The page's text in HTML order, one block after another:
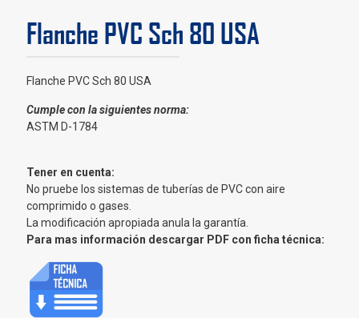
Flanche PVC Sch 80 USA
Flanche PVC Sch 80 USA
Cumple con la siguientes norma:
ASTM D-1784
Tener en cuenta:
No pruebe los sistemas de tuberías de PVC con aire
comprimido o gases.
La modificación apropiada anula la garantía.
Para mas información descargar PDF con ficha técnica: